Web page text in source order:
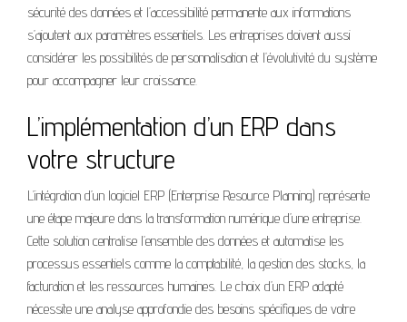
sécurité des données et l’accessibilité permanente aux informations
s’ajoutent aux paramètres essentiels. Les entreprises doivent aussi
considérer les possibilités de personnalisation et l’évolutivité du système
pour accompagner leur croissance.
L’implémentation d’un ERP dans
votre structure
L’intégration d’un logiciel ERP (Enterprise Resource Planning) représente
une étape majeure dans la transformation numérique d’une entreprise.
Cette solution centralise l’ensemble des données et automatise les
processus essentiels comme la comptabilité, la gestion des stocks, la
facturation et les ressources humaines. Le choix d’un ERP adapté
nécessite une analyse approfondie des besoins spécifiques de votre